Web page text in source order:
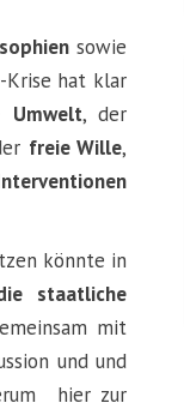
sowie
Krise hat klar
Umwelt, der
freie Wille,
könnte in
staatliche
mit
und und
hier zur